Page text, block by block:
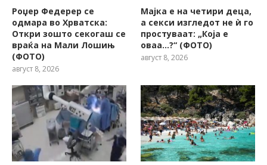
Роџер Федерер се
одмара во Хрватска:
Откри зошто секогаш се
враќа на Мали Лошињ
(ФОТО)
август 8, 2026
Мајка е на четири деца,
а секси изгледот не ѝ го
простуваат: „Која е
оваа…?“ (ФОТО)
август 8, 2026